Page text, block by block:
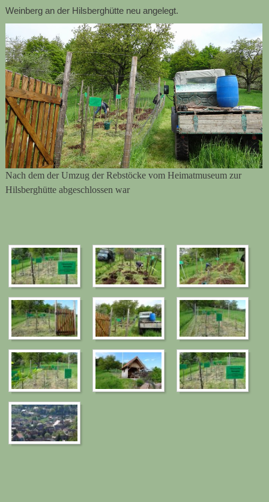
Weinberg an der Hilsberghütte neu angelegt.
Nach dem der Umzug der Rebstöcke vom Heimatmuseum zur
Hilsberghütte abgeschlossen war